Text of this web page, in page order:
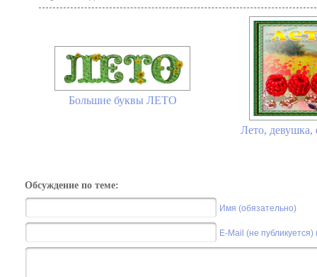
Большие буквы ЛЕТО
Лето,
Обсуждение по теме:
Имя (обязательно)
E-Mail (не